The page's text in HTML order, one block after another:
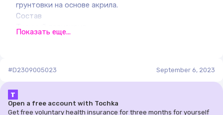
грунтовки на основе акрила.
Состав
Тканный полиакрил.
Гарантийный срок хранения
Показать еще...
#D2309005023 September 6, 2023
Т
Open a free account with Tochka
Get free voluntary health insurance for three months for yourself